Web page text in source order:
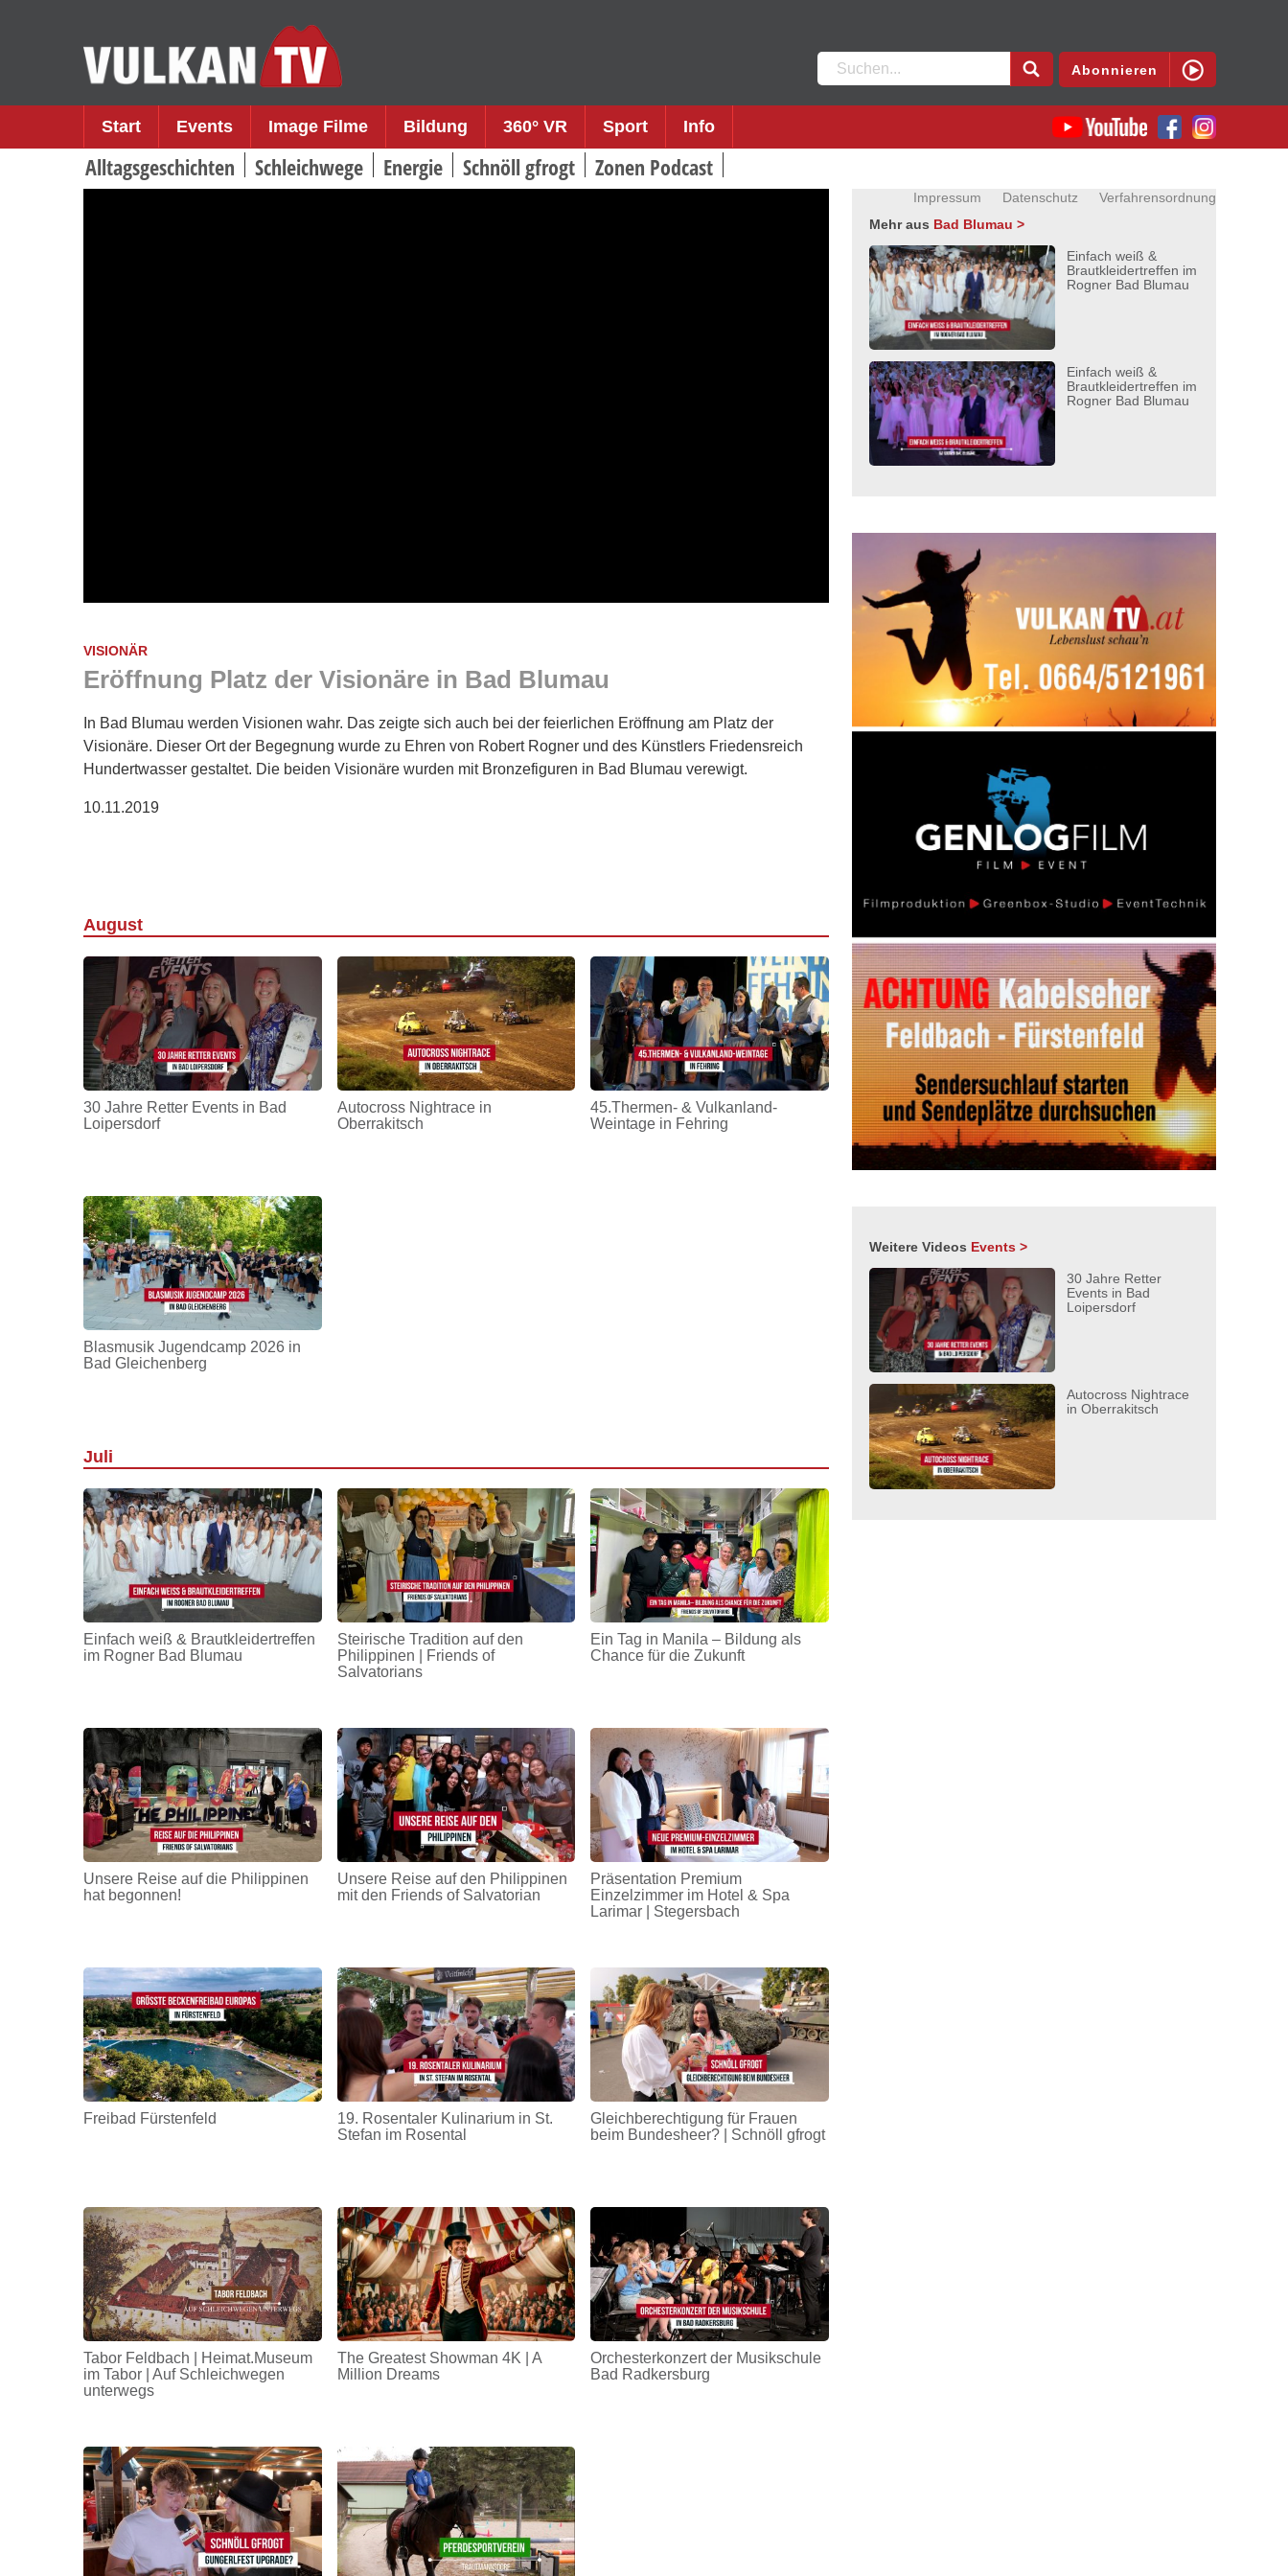
Suchen
nach:
Abonnieren
Start Events Image Filme Bildung 360° VR Sport Info
Alltagsgeschichten Schleichwege Energie Schnöll gfrogt Zonen Podcast
VISIONÄR
Eröffnung Platz der Visionäre in Bad Blumau
In Bad Blumau werden Visionen wahr. Das zeigte sich auch bei der feierlichen Eröffnung am Platz der
Visionäre. Dieser Ort der Begegnung wurde zu Ehren von Robert Rogner und des Künstlers Friedensreich
Hundertwasser gestaltet. Die beiden Visionäre wurden mit Bronzefiguren in Bad Blumau verewigt.
10.11.2019
August
30 Jahre Retter Events in Bad
Loipersdorf
Autocross Nightrace in
Oberrakitsch
45.Thermen- & Vulkanland-
Weintage in Fehring
Blasmusik Jugendcamp 2026 in
Bad Gleichenberg
Juli
Einfach weiß & Brautkleidertreffen
im Rogner Bad Blumau
Steirische Tradition auf den
Philippinen | Friends of
Salvatorians
Ein Tag in Manila – Bildung als
Chance für die Zukunft
Unsere Reise auf die Philippinen
hat begonnen!
Unsere Reise auf den Philippinen
mit den Friends of Salvatorian
Präsentation Premium
Einzelzimmer im Hotel & Spa
Larimar | Stegersbach
Freibad Fürstenfeld
19. Rosentaler Kulinarium in St.
Stefan im Rosental
Gleichberechtigung für Frauen
beim Bundesheer? | Schnöll gfrogt
Tabor Feldbach | Heimat.Museum
im Tabor | Auf Schleichwegen
unterwegs
The Greatest Showman 4K | A
Million Dreams
Orchesterkonzert der Musikschule
Bad Radkersburg
Impressum Datenschutz
Verfahrensordnung
Mehr aus Bad Blumau >
Einfach weiß &
Brautkleidertreffen im
Rogner Bad Blumau
Einfach weiß &
Brautkleidertreffen im
Rogner Bad Blumau
Weitere Videos Events >
30 Jahre Retter
Events in Bad
Loipersdorf
Autocross Nightrace
in Oberrakitsch